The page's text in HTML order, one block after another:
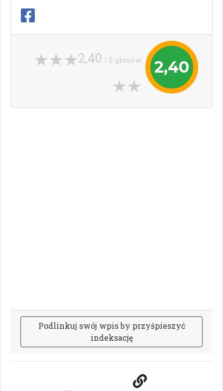
2,40
2,40 / 5 głosów
Podlinkuj swój wpisby przyśpieszyć
indeksację